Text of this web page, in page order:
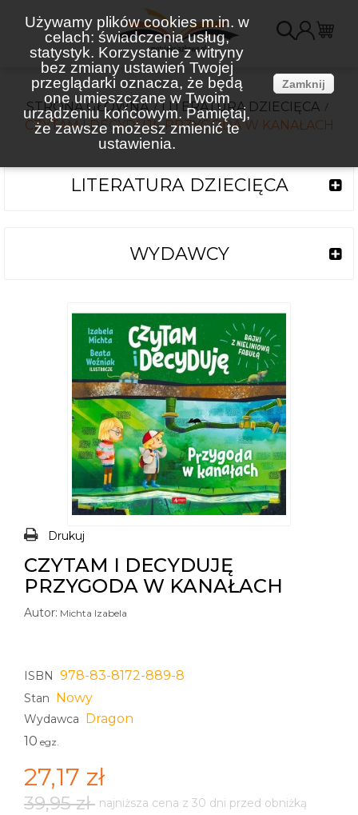
Używamy plików cookies m.in. w
celach: świadczenia usług,
statystyk. Korzystanie z witryny
bez zmiany ustawień Twojej
przeglądarki oznacza, że będą
one umieszczane w Twoim
urządzeniu końcowym. Pamiętaj,
że zawsze możesz zmienić te
ustawienia.
Zamknij
STRONA GŁÓWNA
LITERATURA DZIECIĘCA
CZYTAM I DECYDUJĘ PRZYGODA W KANAŁACH
LITERATURA DZIECIĘCA
WYDAWCY
Drukuj
CZYTAM I DECYDUJĘ
PRZYGODA W KANAŁACH
Autor: Michta Izabela
ISBN 978-83-8172-889-8
Stan Nowy
Wydawca Dragon
10 egz.
27,17 zł
39,95 zł najniższa cena z 30 dni przed obniżką